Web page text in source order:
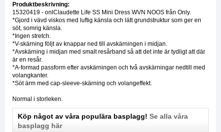
Produktbeskrivning:
15320419 - onlClaudette Life SS Mini Dress WVN NOOS från Only.
*Gjord i vävd viskos med luftig känsla och lätt grundstruktur som ger en
söt, somrig känsla.
*Ingen stretch.
*V-skärning följt av knappar ned till avskärningen i midjan.
*Avskärning i midjan med smalt resårband så att det inte är tydligt att där
är en resår.
*A-formad passform efter avskärningen och två avskärningar nedtill med
volangkanter.
*Söt ärm med cap-sleeve-skärning och volangeffekt.
Normal i storleken.
Köp något av våra populära basplagg! Se alla våra
basplagg här